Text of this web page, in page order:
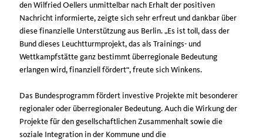
den Wilfried Oellers unmittelbar nach Erhalt der positiven
Nachricht informierte, zeigte sich sehr erfreut und dankbar über
diese finanzielle Unterstützung aus Berlin. „Es ist toll, dass der
Bund dieses Leuchtturmprojekt, das als Trainings- und
Wettkampfstätte ganz bestimmt überregionale Bedeutung
erlangen wird, finanziell fördert“, freute sich Winkens.
Das Bundesprogramm fördert investive Projekte mit besonderer
regionaler oder überregionaler Bedeutung. Auch die Wirkung der
Projekte für den gesellschaftlichen Zusammenhalt sowie die
soziale Integration in der Kommune und die